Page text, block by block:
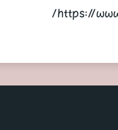
https://